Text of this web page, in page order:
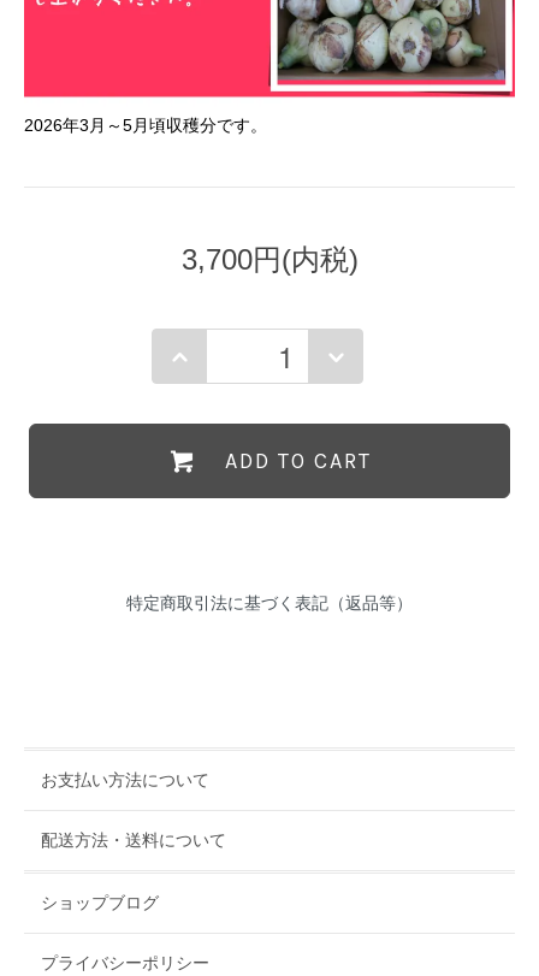
2026年3月～5月頃収穫分です。
3,700円(内税)
ADD TO CART
特定商取引法に基づく表記（返品等）
お支払い方法について
配送方法・送料について
ショップブログ
プライバシーポリシー